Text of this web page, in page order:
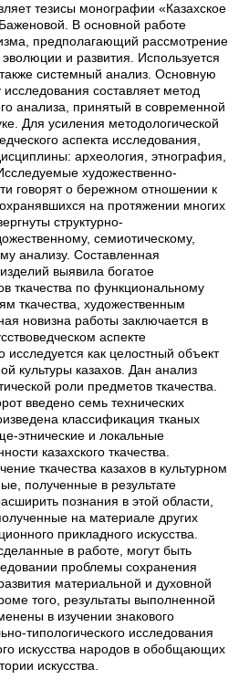
тезисы монографии «Казахское
В основной работе
предполагающий рассмотрение
и развития. Используется
системный анализ. Основную
составляет метод
анализа, принятый в современной
Для усиления методологической
аспекта исследования,
археология, этнография,
художественно-
говорят о бережном отношении к
на протяжении многих
структурно-
семиотическому,
анализу. Составленная
выявила богатое
ткачества по функциональному
ткачества, художественным
новизна работы заключается в
аспекте
исследуется как целостный объект
культуры казахов. Дан анализ
роли предметов ткачества.
введено семь технических
классификация тканых
этнические и локальные
казахского ткачества.
ткачества казахов в культурном
полученные в результате
познания в этой области,
на материале других
прикладного искусства.
в работе, могут быть
проблемы сохранения
материальной и духовной
того, результаты выполненной
в изучении знакового
типологического исследования
искусства народов в обобщающих
искусства.